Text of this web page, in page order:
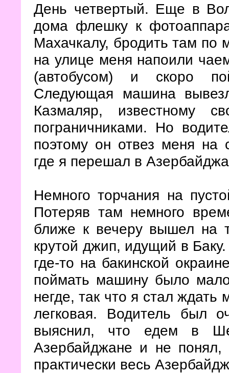
День четвертый. Еще в
дома флешку к
Махачкалу, бродить там по
на улице меня напоили
(автобусом) и скоро
Следующая машина
Казмаляр, известному
пограничниками. Но
поэтому он отвез меня на
где я перешал в
Немного торчания на
Потеряв там немного
ближе к вечеру вышел на
крутой джип, идущий в
где-то на бакинской
поймать машину было
негде, так что я стал
легковая. Водитель был
выяснил, что едем в
Азербайджане и не
практически весь